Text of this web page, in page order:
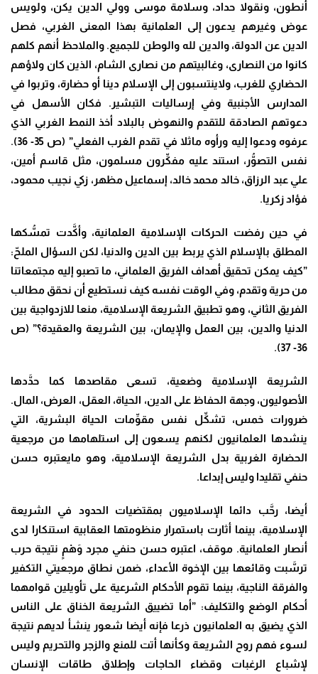
أنطون، ونقولا حداد، وسلامة موسى وولي الدين يكن، ولويس
عوض وغيرهم يدعون إلى العلمانية بهذا المعنى الغربي، فصل
الدين عن الدولة، والدين لله والوطن للجميع. والملاحظ أنهم كلهم
كانوا من النصارى، وغالبيتهم من نصارى الشام، الذين كان ولاؤهم
الحضاري للغرب، ولاينتسبون إلى الإسلام دينا أو حضارة، وتربوا في
المدارس الأجنبية وفي إرساليات التبشير. فكان الأسهل في
دعوتهم الصادقة للتقدم والنهوض بالبلاد أخذ النمط الغربي الذي
عرفوه ودعوا إليه ورأوه ماثلا في تقدم الغرب الفعلي” (ص 35- 36).
نفس التصوُّر، استند عليه مفكِّرون مسلمون، مثل قاسم أمين،
علي عبد الرزاق، خالد محمد خالد، إسماعيل مظهر، زكي نجيب محمود،
فؤاد زكريا.
في حين رفضت الحركات الإسلامية العلمانية، وأكَّدت تمسُّكها
المطلق بالإسلام الذي يربط بين الدين والدنيا، لكن السؤال الملحّ:
”كيف يمكن تحقيق أهداف الفريق العلماني، ما تصبو إليه مجتمعاتنا
من حرية وتقدم، وفي الوقت نفسه كيف نستطيع أن نحقق مطالب
الفريق الثاني، وهو تطبيق الشريعة الإسلامية، منعا للازدواجية بين
الدنيا والدين، بين العمل والإيمان، بين الشريعة والعقيدة؟” (ص
36- 37).
الشريعة الإسلامية وضعية، تسعى مقاصدها كما حدَّدها
الأصوليون، وجهة الحفاظ على الدين، الحياة، العقل، العرض، المال.
ضرورات خمس، تشكِّل نفس مقوِّمات الحياة البشرية، التي
ينشدها العلمانيون لكنهم يسعون إلى استلهامها من مرجعية
الحضارة الغربية بدل الشريعة الإسلامية، وهو مايعتبره حسن
حنفي تقليدا وليس إبداعا.
أيضا، رحَّب دائما الإسلاميون بمقتضيات الحدود في الشريعة
الإسلامية، بينما أثارت باستمرار منظومتها العقابية استنكارا لدى
أنصار العلمانية. موقف، اعتبره حسن حنفي مجرد وَهْمٍ نتيجة حرب
ترسَّبت وقائعها بين الإخوة الأعداء، ضمن نطاق مرجعيتي التكفير
والفرقة الناجية، بينما تقوم الأحكام الشرعية على تأويلين قوامهما
أحكام الوضع والتكليف: ”أما تضييق الشريعة الخناق على الناس
الذي يضيق به العلمانيون ذرعا فإنه أيضا شعور ينشأ لديهم نتيجة
لسوء فهم روح الشريعة وكأنها أتت للمنع والزجر والتحريم وليس
لإشباع الرغبات وقضاء الحاجات وإطلاق طاقات الإنسان